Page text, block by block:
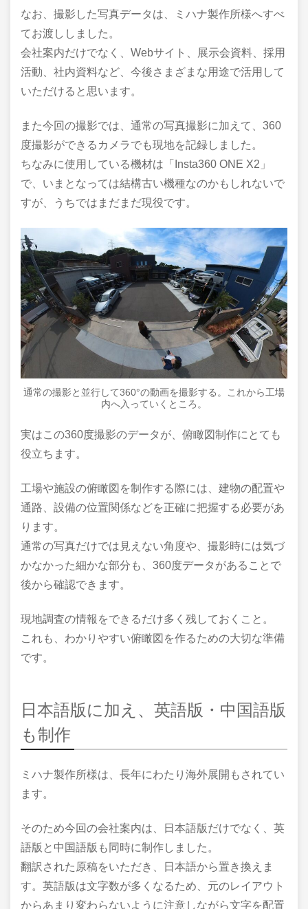
なお、撮影した写真データは、ミハナ製作所様へすべ
てお渡ししました。
会社案内だけでなく、Webサイト、展示会資料、採用
活動、社内資料など、今後さまざまな用途で活用して
いただけると思います。
また今回の撮影では、通常の写真撮影に加えて、360
度撮影ができるカメラでも現地を記録しました。
ちなみに使用している機材は「Insta360 ONE X2」
で、いまとなっては結構古い機種なのかもしれないで
すが、うちではまだまだ現役です。
通常の撮影と並行して360°の動画を撮影する。これから工場
内へ入っていくところ。
実はこの360度撮影のデータが、俯瞰図制作にとても
役立ちます。
工場や施設の俯瞰図を制作する際には、建物の配置や
通路、設備の位置関係などを正確に把握する必要があ
ります。
通常の写真だけでは見えない角度や、撮影時には気づ
かなかった細かな部分も、360度データがあることで
後から確認できます。
現地調査の情報をできるだけ多く残しておくこと。
これも、わかりやすい俯瞰図を作るための大切な準備
です。
日本語版に加え、英語版・中国語版
も制作
ミハナ製作所様は、長年にわたり海外展開もされてい
ます。
そのため今回の会社案内は、日本語版だけでなく、英
語版と中国語版も同時に制作しました。
翻訳された原稿をいただき、日本語から置き換えま
す。英語版は文字数が多くなるため、元のレイアウト
からあまり変わらないように注意しながら文字を配置